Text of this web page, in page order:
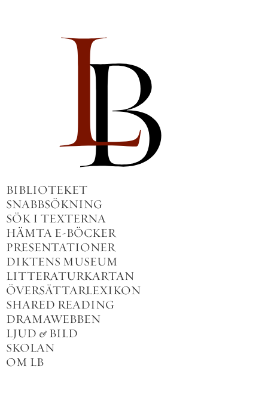
BIBLIOTEKET
SNABBSÖKNING
SÖK I TEXTERNA
HÄMTA E-BÖCKER
PRESENTATIONER
DIKTENS MUSEUM
LITTERATURKARTAN
ÖVERSÄTTARLEXIKON
SHARED READING
DRAMAWEBBEN
LJUD & BILD
SKOLAN
OM LB